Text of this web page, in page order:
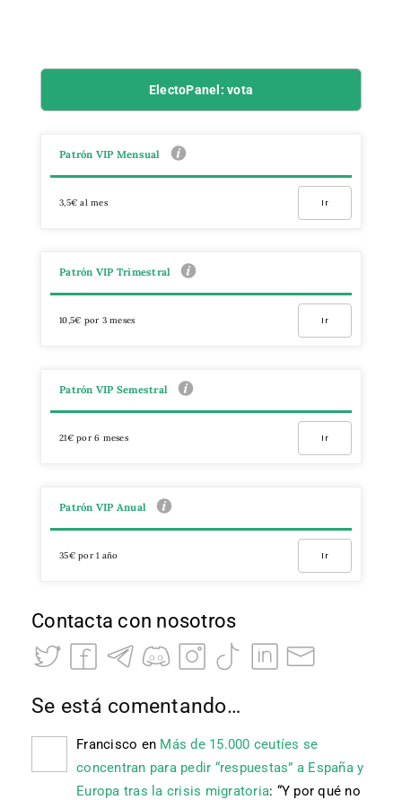
ElectoPanel: vota
Patrón VIP Mensual
3,5€ al mes Ir
Patrón VIP Trimestral
10,5€ por 3 meses Ir
Patrón VIP Semestral
21€ por 6 meses Ir
Patrón VIP Anual
35€ por 1 año Ir
Contacta con nosotros
Se está comentando…
Francisco en Más de 15.000 ceutíes se
concentran para pedir “respuestas” a España y
Europa tras la crisis migratoria: “Y por qué no